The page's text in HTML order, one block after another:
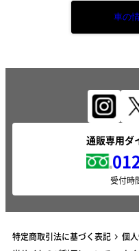
車の
通販専用ダ
受付時
特定商取引法に基づく表記
個